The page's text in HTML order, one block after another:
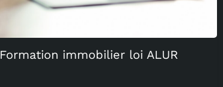
Formation immobilier loi ALUR